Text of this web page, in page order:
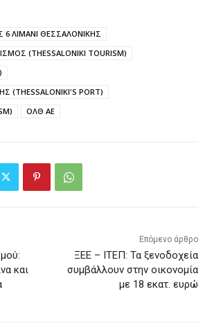
ΛΙΜΑΝΙ ΘΕΣΣΑΛΟΝΙΚΗΣ
(THESSALONIKI TOURISM)
(THESSALONIKI'S PORT)
ΟΛΘ ΑΕ
και
Επόμενο άρθρο
ΞΕΕ – ΙΤΕΠ: Τα ξενοδοχεία
συμβάλλουν στην οικονομία
με 18 εκατ. ευρώ